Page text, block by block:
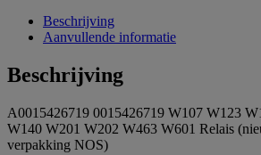
Beschrijving
Aanvullende informatie
Beschrijving
A0015426719 0015426719 W107 W123
W140 W201 W202 W463 W601 Relais
verpakking NOS)